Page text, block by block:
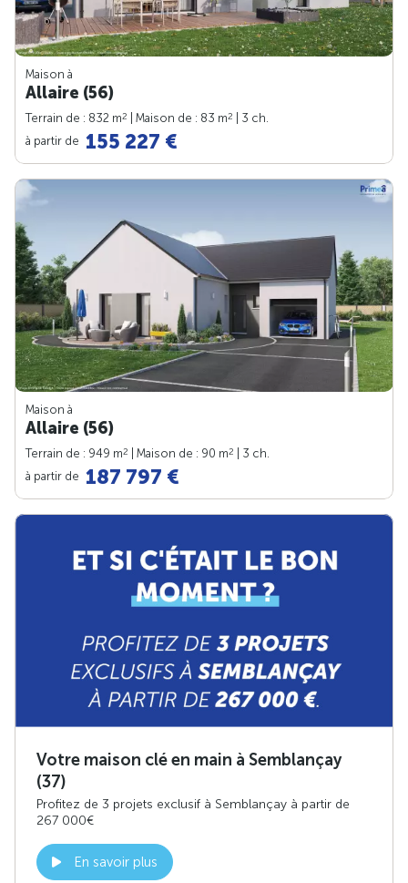
Maison à
Allaire (56)
Terrain de : 832 m2 | Maison de : 83 m2
| 3 ch.
à partir de 155 227 €
Maison à
Allaire (56)
Terrain de : 949 m2 | Maison de : 90 m2
| 3 ch.
à partir de 187 797 €
Votre maison clé en main à Semblançay
(37)
Profitez de 3 projets exclusif à Semblançay à partir de
267 000€
En savoir plus